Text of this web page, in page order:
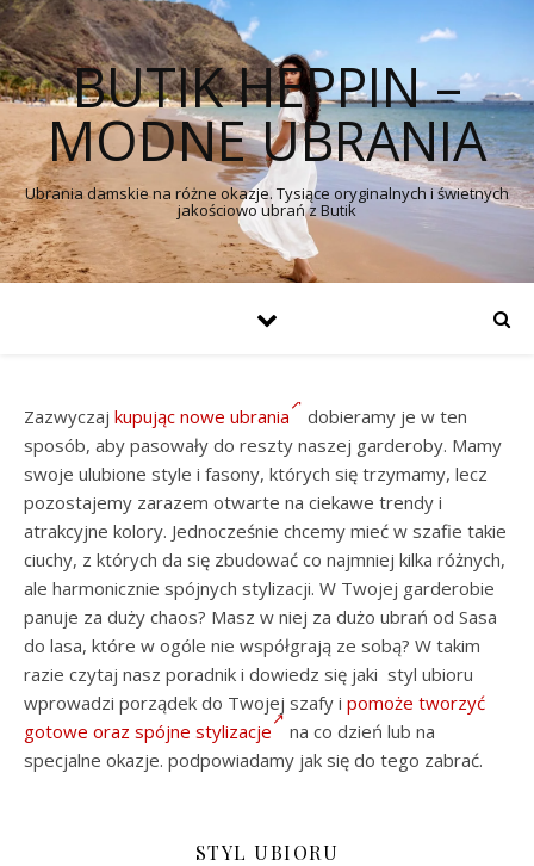
BUTIK HEPPIN –
MODNE UBRANIA
Ubrania damskie na różne okazje. Tysiące oryginalnych i świetnych
jakościowo ubrań z Butik
Zazwyczaj kupując nowe ubrania
dobieramy je w ten
sposób, aby pasowały do reszty naszej garderoby. Mamy
swoje ulubione style i fasony, których się trzymamy, lecz
pozostajemy zarazem otwarte na ciekawe trendy i
atrakcyjne kolory. Jednocześnie chcemy mieć w szafie takie
ciuchy, z których da się zbudować co najmniej kilka różnych,
ale harmonicznie spójnych stylizacji. W Twojej garderobie
panuje za duży chaos? Masz w niej za dużo ubrań od Sasa
do lasa, które w ogóle nie współgrają ze sobą? W takim
razie czytaj nasz poradnik i dowiedz się jaki styl ubioru
wprowadzi porządek do Twojej szafy i pomoże tworzyć
gotowe oraz spójne stylizacje
na co dzień lub na
specjalne okazje. podpowiadamy jak się do tego zabrać.
STYL UBIORU